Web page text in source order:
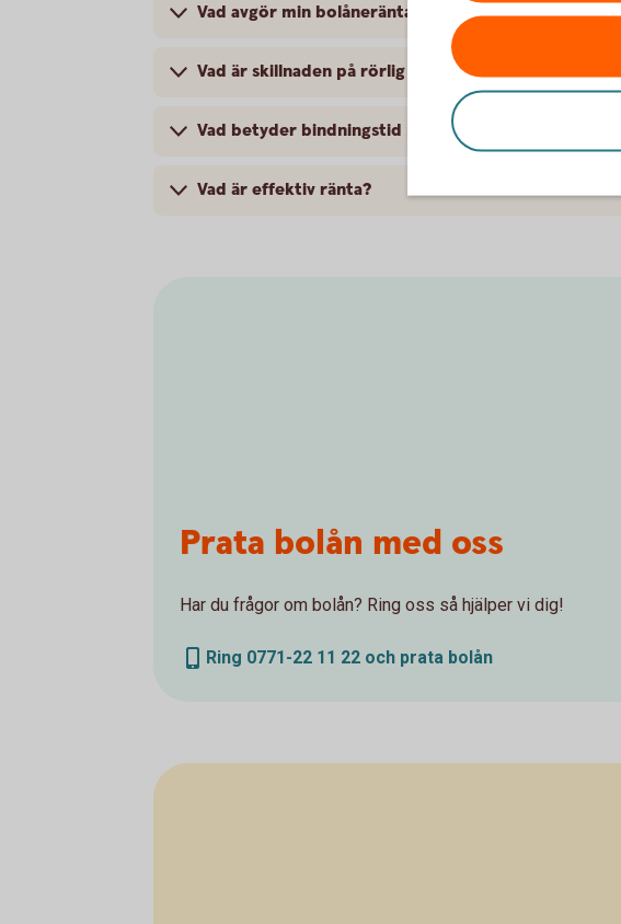
Vad avgör min bolåneränta?
Vad är skillnaden på rörlig och bunden ränta?
Vad betyder bindningstid på bolån?
Vad är effektiv ränta?
Prata bolån med oss
Har du frågor om bolån? Ring oss så hjälper vi dig!
Ring 0771-22 11 22 och prata bolån